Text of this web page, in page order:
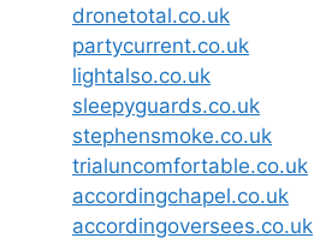
dronetotal.co.uk
partycurrent.co.uk
lightalso.co.uk
sleepyguards.co.uk
stephensmoke.co.uk
trialuncomfortable.co.uk
accordingchapel.co.uk
accordingoversees.co.uk